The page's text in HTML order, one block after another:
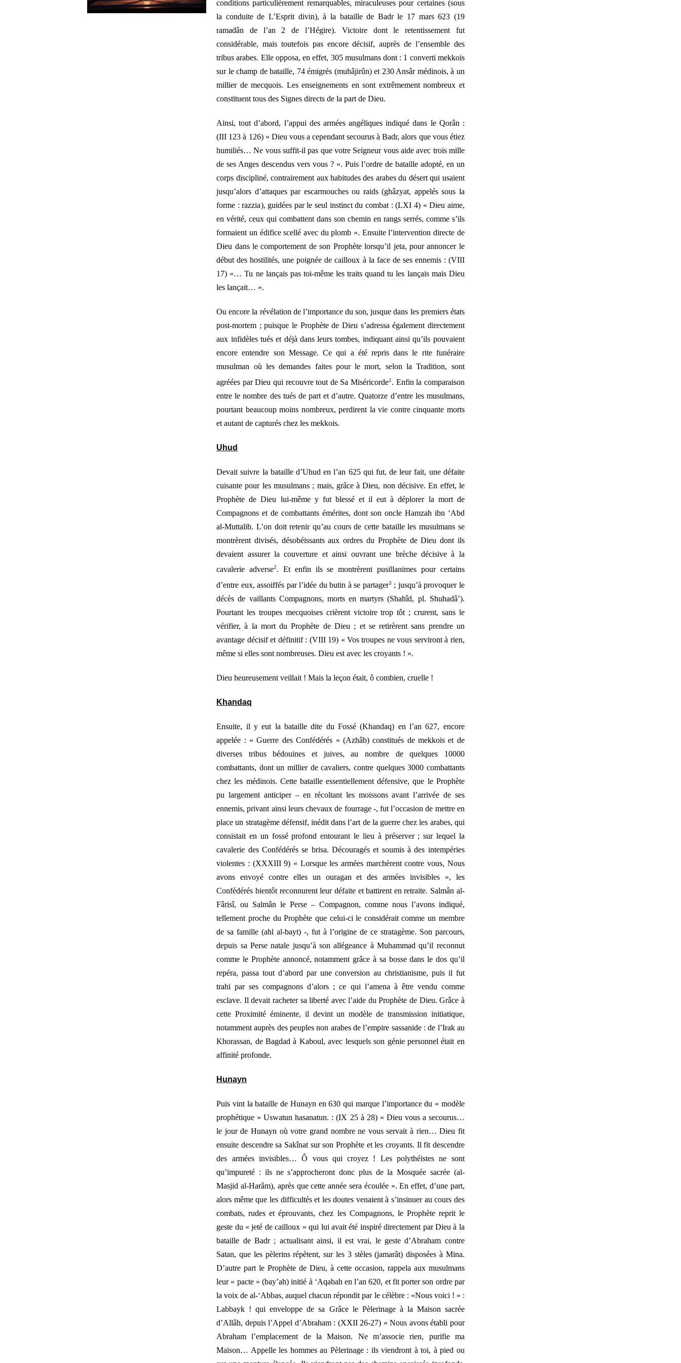
conditions particulièrement remarquables, miraculeuses pour certaines (sous
la conduite de L’Esprit divin), à la bataille de Badrle 17 mars 623 (19
ramadân de l’an 2 de l’Hégire). Victoire dont le retentissement fut
considérable, mais toutefois pas encore décisif, auprès de l’ensemble des
tribus arabes. Elle opposa, en effet, 305 musulmans dont : 1 converti mekkois
sur le champ de bataille, 74 émigrés (muhâjirûn) et 230 Ansâr médinois, à un
millier de mecquois. Les enseignements en sont extrêmement nombreux et
constituent tous des Signes directs de la part de Dieu.
Ainsi, tout d’abord, l’appui des armées angéliques indiqué dans le Qorân :
(III 123 à 126) « Dieu vous a cependant secourus à Badr, alors que vous étiez
humiliés… Ne vous suffit-il pas que votre Seigneur vous aide avec trois mille
de ses Anges descendus vers vous ? ». Puis l’ordre de bataille adopté, en un
corps discipliné, contrairement aux habitudes des arabes du désert qui usaient
jusqu’alors d’attaques par escarmouches ou raids (ghâzyat, appelés sous la
forme : razzia), guidées par le seul instinct du combat : (LXI 4) «Dieu aime,
en vérité, ceux qui combattent dans son chemin en rangs serrés, comme s’ils
formaient un édifice scellé avec du plomb ». Ensuite l’intervention directe de
Dieu dans le comportement de son Prophète lorsqu’il jeta, pour annoncer le
début des hostilités, une poignée de cailloux à la face de ses ennemis : (VIII
17) «… Tu ne lançais pas toi-même les traits quand tu les lançais mais Dieu
les lançait… ».
Ou encore la révélation de l’importance du son, jusque dans les premiers états
post-mortem ; puisque le Prophète de Dieu s’adressa également directement
aux infidèles tués et déjà dans leurs tombes, indiquant ainsi qu’ils pouvaient
encore entendre son Message. Ce qui a été repris dans le rite funéraire
musulman où les demandes faites pour le mort, selon la Tradition, sont
agréées par Dieu qui recouvre tout de Sa Miséricorde1 . Enfin la comparaison
entre le nombre des tués de part et d’autre. Quatorze d’entre les musulmans,
pourtant beaucoup moins nombreux, perdirent la vie contre cinquante morts
et autant de capturés chez les mekkois.
Uhud
Devait suivre la bataille d’Uhud en l’an 625 qui fut, de leur fait, une défaite
cuisante pour les musulmans ; mais, grâce à Dieu, non décisive. En effet, le
Prophète de Dieu lui-même y fut blessé et il eut à déplorer la mort de
Compagnons et de combattants émérites, dont son oncle Hamzah ibn ‘Abd
al-Muttalib. L’on doit retenir qu’au cours de cette bataille les musulmans se
montrèrent divisés, désobéissants aux ordres du Prophète de Dieu dont ils
devaient assurer la couverture et ainsi ouvrant une brèche décisive à la
cavalerie adverse2. Et enfin ils se montrèrent pusillanimes pour certains
d’entre eux, assoiffés par l’idée du butin à se partager3 ; jusqu’à provoquer le
décès de vaillants Compagnons, morts en martyrs (Shahîd, pl. Shuhadâ’).
Pourtant les troupes mecquoises crièrent victoire trop tôt ; crurent, sans le
vérifier, à la mort du Prophète de Dieu ; et se retirèrent sans prendre un
avantage décisif et définitif : (VIII 19) « Vos troupes ne vous serviront à rien,
même si elles sont nombreuses. Dieu est avec les croyants ! ».
Dieu heureusement veillait ! Mais la leçon était, ô combien, cruelle !
Khandaq
Ensuite, il y eut la bataille dite du Fossé (Khandaq) en l’an 627, encore
appelée : « Guerre des Confédérés » (Azhâb) constitués de mekkois et de
diverses tribus bédouines et juives, au nombre de quelques 10000
combattants, dont un millier de cavaliers, contre quelques 3000 combattants
chez les médinois. Cette bataille essentiellement défensive, que le Prophète
pu largement anticiper – en récoltant les moissons avant l’arrivée de ses
ennemis, privant ainsi leurs chevaux de fourrage -, fut l’occasion de mettre en
place un stratagème défensif, inédit dans l’art de la guerre chez les arabes, qui
consistait en un fossé profond entourant le lieu à préserver ; sur lequel la
cavalerie des Confédérés se brisa. Découragés et soumis à des intempéries
violentes : (XXXIII 9) « Lorsque les armées marchèrent contre vous, Nous
avons envoyé contre elles un ouragan et des armées invisibles », les
Confédérés bientôt reconnurent leur défaite et battirent en retraite. Salmân al-
Fârisî, ou Salmân le Perse – Compagnon, comme nous l’avons indiqué,
tellement proche du Prophète que celui-ci le considérait comme un membre
de sa famille (ahl al-bayt) -, fut à l’origine de ce stratagème. Son parcours,
depuis sa Perse natale jusqu’à son allégeance à Muhammad qu’il reconnut
comme le Prophète annoncé, notamment grâce à sa bosse dans le dos qu’il
repéra, passa tout d’abord par une conversion au christianisme, puis il fut
trahi par ses compagnons d’alors ; ce qui l’amena à être vendu comme
esclave. Il devait racheter sa liberté avec l’aide du Prophète de Dieu. Grâce à
cette Proximité éminente, il devint un modèle de transmission initiatique,
notamment auprès des peuples non arabes de l’empire sassanide : de l’Irak au
Khorassan, de Bagdad à Kaboul, avec lesquels son génie personnel était en
affinité profonde.
Hunayn
Puis vint la bataille de Hunayn en 630 qui marque l’importance du « modèle
prophétique »Uswatun hasanatun. : (IX 25 à 28) « Dieu vous a secourus…
le jour de Hunayn où votre grand nombre ne vous servait à rien… Dieu fit
ensuite descendre sa Sakînat sur son Prophète et les croyants. Il fit descendre
des armées invisibles… Ô vous qui croyez ! Les polythéistes ne sont
qu’impureté : ils ne s’approcheront donc plus de la Mosquée sacrée (al-
Masjid al-Harâm), après que cette année sera écoulée ». En effet, d’une part,
alors même que les difficultés et les doutes venaient à s’insinuer au cours des
combats, rudes et éprouvants, chez les Compagnons, le Prophète reprit le
geste du «jeté de cailloux » qui lui avait été inspiré directement par Dieu à la
bataille de Badr ; actualisant ainsi, il est vrai, le geste d’Abraham contre
Satan, que les pèlerins répètent, sur les 3 stèles (jamarât) disposées à Mina.
D’autre part le Prophète de Dieu, à cette occasion, rappela aux musulmans
leur « pacte » (bay’ah) initié à ‘Aqabahen l’an 620, et fit porter son ordre par
la voix de al-‘Abbas, auquel chacun répondit par le célèbre : «Nous voici ! » :
Labbayk ! qui enveloppe de sa Grâce le Pèlerinage à la Maison sacrée
d’Allâh, depuis l’Appel d’Abraham : (XXII 26-27) «Nous avons établi pour
Abraham l’emplacement de la Maison. Ne m’associe rien, purifie ma
Maison… Appelle les hommes au Pèlerinage : ils viendront à toi, à pied ou